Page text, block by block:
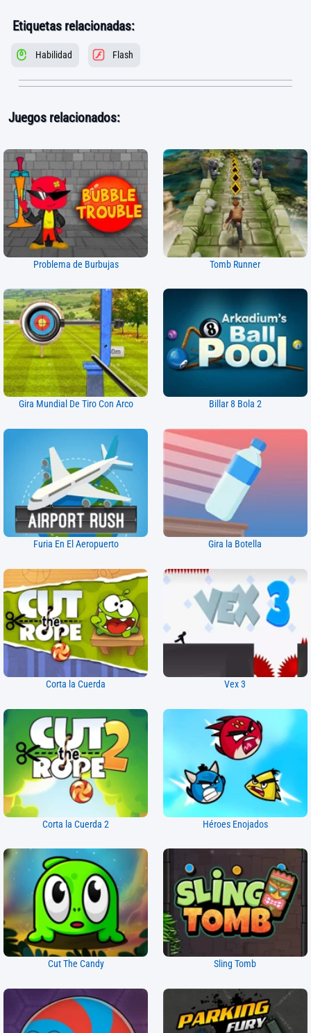
Etiquetas relacionadas:
Habilidad Flash
Juegos relacionados:
Problema de Burbujas Tomb Runner
Gira Mundial De Tiro Con Arco Billar 8 Bola 2
Furia En El Aeropuerto Gira la Botella
Corta la Cuerda Vex 3
Corta la Cuerda 2 Héroes Enojados
Cut The Candy Sling Tomb